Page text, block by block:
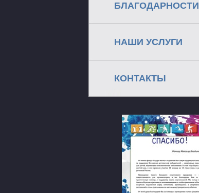
БЛАГОДАРНОСТИ
НАШИ УСЛУГИ
КОНТАКТЫ